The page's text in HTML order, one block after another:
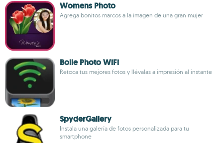
Womens Photo
Agrega bonitos marcos a la imagen de una gran mujer
Bolle Photo WiFi
Retoca tus mejores fotos y llévalas a impresión al instante
SpyderGallery
Instala una galería de fotos personalizada para tu
smartphone